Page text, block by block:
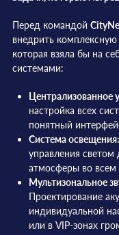
Перед командой
внедрить
которая взяла бы на
системами:
Централизованное
настройка всех
понятный
Система освещения:
управления
атмосферы во всем
Мультизональное
Проектирование
индивидуальной
или в VIP-зонах